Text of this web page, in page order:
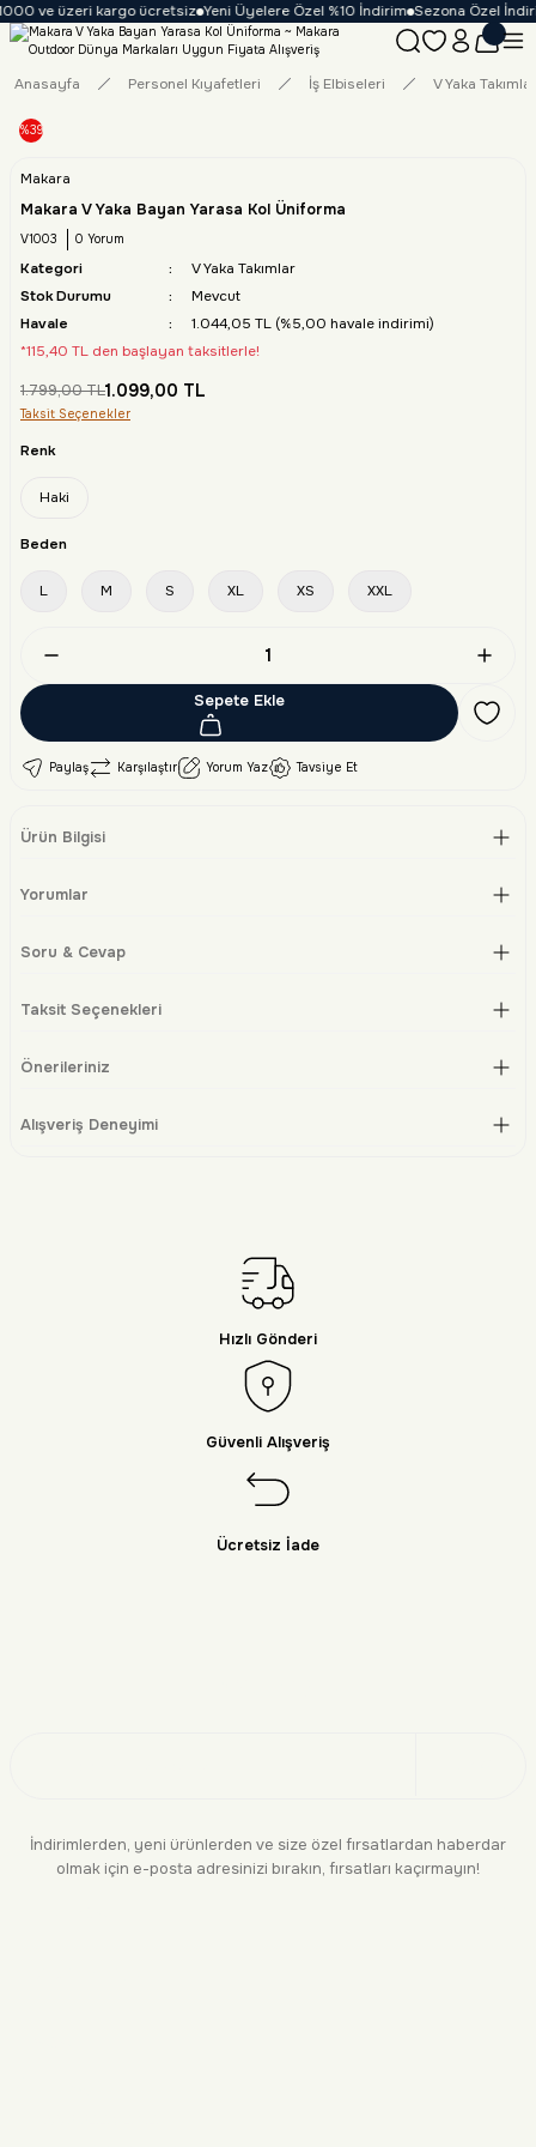
ve üzeri kargo ücretsiz Yeni Üyelere Özel %10 İndirim Sezona Özel
Anasayfa Personel Kıyafetleri İş Elbiseleri V Yaka Takımlar
%39
Makara
Makara V Yaka Bayan Yarasa Kol Üniforma
V1003 0 Yorum
Kategori
V Yaka Takımlar
Stok Durumu
Mevcut
Havale
1.044,05 TL (%5,00 havale indirimi)
*115,40 TL den başlayan taksitlerle!
1.799,00 TL1.099,00 TL
Taksit Seçenekler
Renk
Haki
Beden
L M S XL XS XXL
Sepete Ekle
Paylaş Karşılaştır Yorum Yaz Tavsiye Et
Ürün Bilgisi
Yorumlar
Soru & Cevap
Taksit Seçenekleri
Önerileriniz
Alışveriş Deneyimi
Hızlı Gönderi
Güvenli Alışveriş
Ücretsiz İade
İndirimlerden, yeni ürünlerden ve size özel fırsatlardan haberdar
olmak için e-posta adresinizi bırakın, fırsatları kaçırmayın!